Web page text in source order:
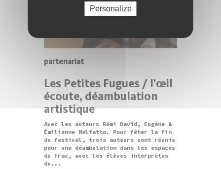
partenariat
Les Petites Fugues / l'œil
écoute, déambulation
artistique
Avec les auteurs Rémi David, Eugène &
Émilienne Malfatto. Pour fêter la fin
du festival, trois auteurs sont réunis
pour une déambulation dans les espaces
du Frac, avec les élèves interprètes
du...
Personalize